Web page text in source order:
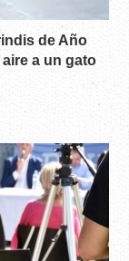
de Año
a un gato